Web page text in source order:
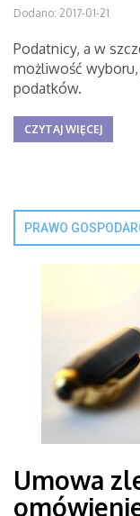
Dodano: 2017-01-21
Podatnicy, a w
możliwość
podatków.
CZYTAJ WIĘCEJ
PRAWO
Umowa